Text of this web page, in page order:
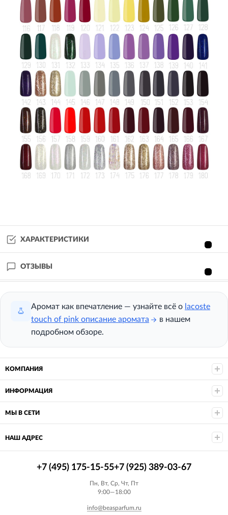
ХАРАКТЕРИСТИКИ
ОТЗЫВЫ
Аромат как впечатление — узнайте всё о lacoste
touch of pink описание аромата
в нашем
подробном обзоре.
КОМПАНИЯ
ИНФОРМАЦИЯ
МЫ В СЕТИ
НАШ АДРЕС
+7 (495) 175-15-55+7 (925) 389-03-67
Пн, Вт, Ср, Чт, Пт
9:00—18:00
info@beasparfum.ru